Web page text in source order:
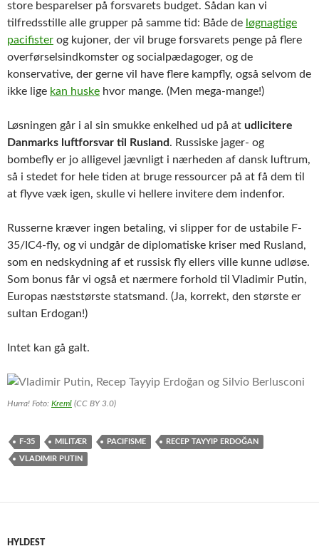
store besparelser på forsvarets budget. Sådan kan vi
tilfredsstille alle grupper på samme tid: Både de løgnagtige
pacifister og kujoner, der vil bruge forsvarets penge på flere
overførselsindkomster og socialpædagoger, og de
konservative, der gerne vil have flere kampfly, også selvom de
ikke lige kan huske hvor mange. (Men mega-mange!)
Løsningen går i al sin smukke enkelhed ud på at udlicitere
Danmarks luftforsvar til Rusland. Russiske jager- og
bombefly er jo alligevel jævnligt i nærheden af dansk luftrum,
så i stedet for hele tiden at bruge ressourcer på at få dem til
at flyve væk igen, skulle vi hellere invitere dem indenfor.
Russerne kræver ingen betaling, vi slipper for de ustabile F-
35/IC4-fly, og vi undgår de diplomatiske kriser med Rusland,
som en nedskydning af et russisk fly ellers ville kunne udløse.
Som bonus får vi også et nærmere forhold til Vladimir Putin,
Europas næststørste statsmand. (Ja, korrekt, den største er
sultan Erdogan!)
Intet kan gå galt.
Hurra! Foto: Kreml (CC BY 3.0)
F-35 MILITÆR PACIFISME RECEP TAYYIP ERDOĞAN
VLADIMIR PUTIN
HYLDEST